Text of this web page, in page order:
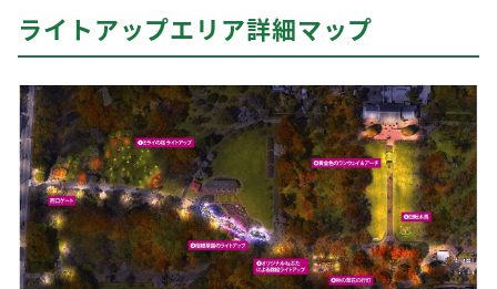
ライトアップエリア詳細マップ